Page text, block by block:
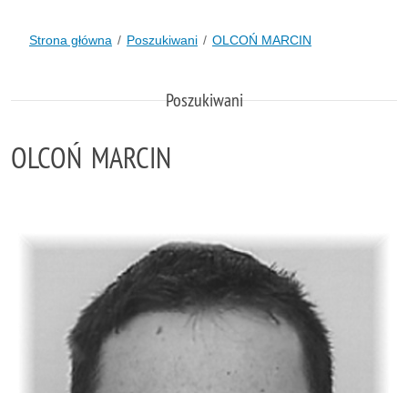
Strona główna Poszukiwani OLCOŃ MARCIN
Poszukiwani
OLCOŃ MARCIN